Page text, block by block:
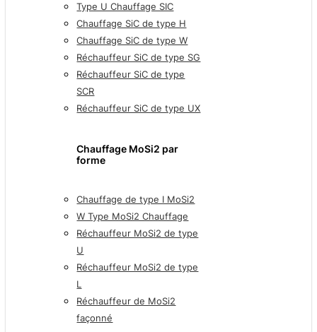
Type U Chauffage SIC
Chauffage SiC de type H
Chauffage SiC de type W
Réchauffeur SiC de type SG
Réchauffeur SiC de type
SCR
Réchauffeur SiC de type UX
Chauffage MoSi2 par
forme
Chauffage de type I MoSi2
W Type MoSi2 Chauffage
Réchauffeur MoSi2 de type
U
Réchauffeur MoSi2 de type
L
Réchauffeur de MoSi2
façonné